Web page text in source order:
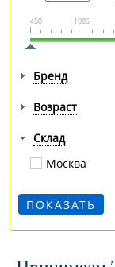
450 1085
Бренд
Возраст
Склад
Москва